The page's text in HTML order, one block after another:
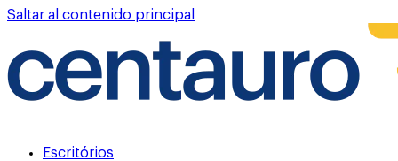
Saltar al contenido principal
Escritórios